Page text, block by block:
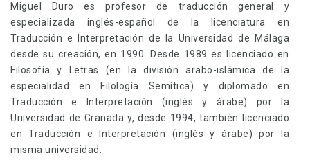
Miguel Duro es profesor de traducción general y
especializada inglés-español de la licenciatura en
Traducción e Interpretación de la Universidad de Málaga
desde su creación, en 1990. Desde 1989 es licenciado en
Filosofía y Letras (en la división arabo-islámica de la
especialidad en Filología Semítica) y diplomado en
Traducción e Interpretación (inglés y árabe) por la
Universidad de Granada y, desde 1994, también licenciado
en Traducción e Interpretación (inglés y árabe) por la
misma universidad.